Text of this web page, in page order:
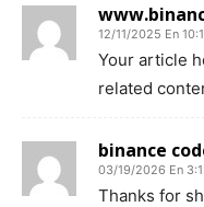
12/11/2025 En
Your article
related
binance
03/19/2026 En
Thanks for